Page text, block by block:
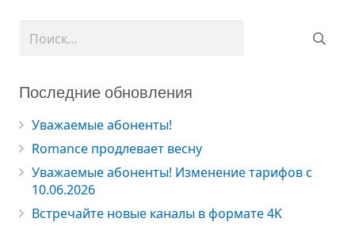
Найти:
Последние обновления
Уважаемые абоненты!
Romance продлевает весну
Уважаемые абоненты! Изменение тарифов с
10.06.2026
Встречайте новые каналы в формате 4K